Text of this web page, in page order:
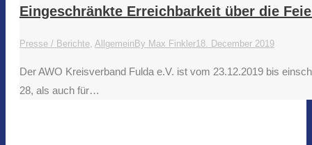
Eingeschränkte Erreichbarkeit über die
Presse / Berichte, AllgemeinBy Max Finkler18. December 2019
Der AWO Kreisverband Fulda e.V. ist vom 23.12.2019 bis
28, als auch für…